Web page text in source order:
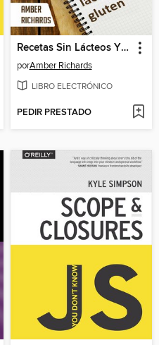
Recetas Sin Lácteos Y Sin Gluten
porAmber Richards
LIBRO ELECTRÓNICO
PEDIR PRESTADO